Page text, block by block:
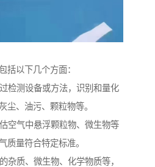
括以下几个方面：
检测设备或方法，识别和量化
尘、油污、颗粒物等。
空气中悬浮颗粒物、微生物等
质量符合特定标准。
杂质、微生物、化学物质等，